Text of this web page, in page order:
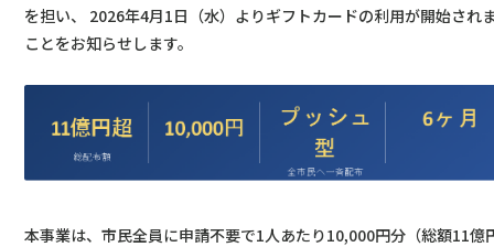
を担い、 2026年4月1日（水）よりギフトカードの利用が開始され
ことをお知らせします。
本事業は、市民全員に申請不要で1人あたり10,000円分（総額11億